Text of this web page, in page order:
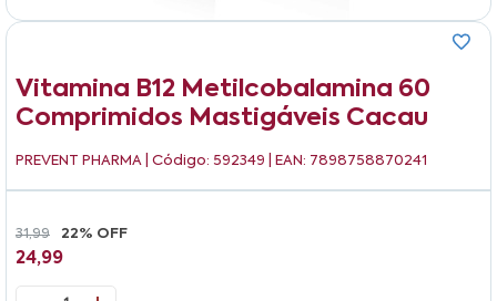
Vitamina B12 Metilcobalamina 60
Comprimidos Mastigáveis Cacau
PREVENT PHARMA | Código: 592349 | EAN: 7898758870241
31,99 22% OFF
24,99